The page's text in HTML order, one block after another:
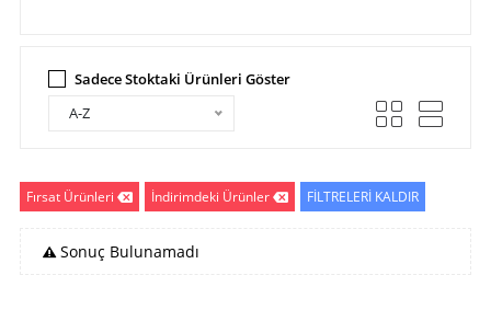
Sadece Stoktaki Ürünleri Göster
A-Z
Fırsat Ürünleri İndirimdeki Ürünler FİLTRELERİ KALDIR
Sonuç Bulunamadı